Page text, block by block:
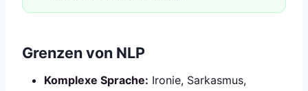
Grenzen von NLP
Komplexe Sprache: Ironie, Sarkasmus,